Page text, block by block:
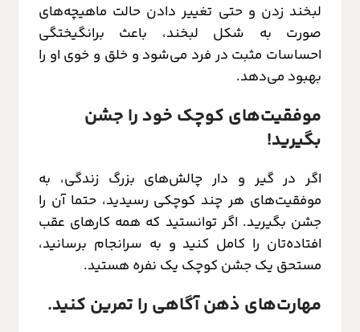
لبخند زدن و حتی تغییر دادن حالت ماهیچه‌های
صورت به شکل لبخند، باعث برانگیختگی
احساسات مثبت در فرد می‌شود و خلق و خوی او را
بهبود می‌دهد.
موفقیت‌های کوچک‌ خود را جشن
بگیرید!
اگر در گیر و دار چالش‌های بزرگ زندگی، به
موفقیت‌های هر چند کوچکی رسیدید، حتما آن را
جشن بگیرید. اگر توانستید که همه کارهای عقب
افتاده‌تان را کامل کنید و به سرانجام برسانید،
مستحق یک جشن کوچک یک نفره هستید.
مهارت‌های ذهن آگاهی را تمرین کنید.